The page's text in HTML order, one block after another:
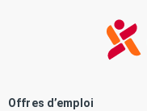
Offres d’emploi